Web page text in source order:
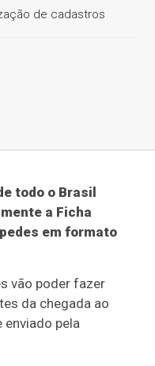
de cadastros
todo o Brasil
a Ficha
em formato
vão poder fazer
da chegada ao
enviado pela